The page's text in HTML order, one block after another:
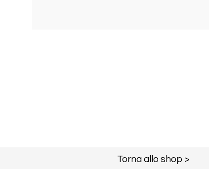
Torna allo shop >